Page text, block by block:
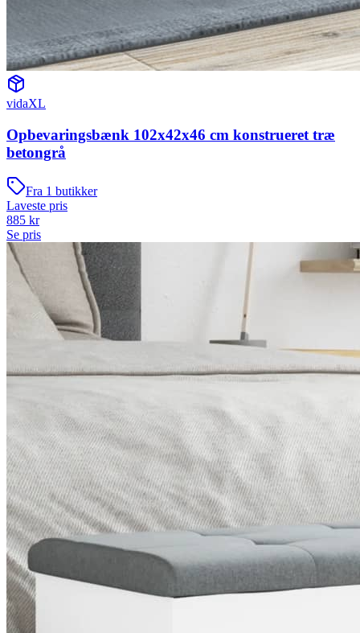
vidaXL
Opbevaringsbænk 102x42x46 cm konstrueret træ
betongrå
Fra 1 butikker
Laveste pris
885 kr
Se pris